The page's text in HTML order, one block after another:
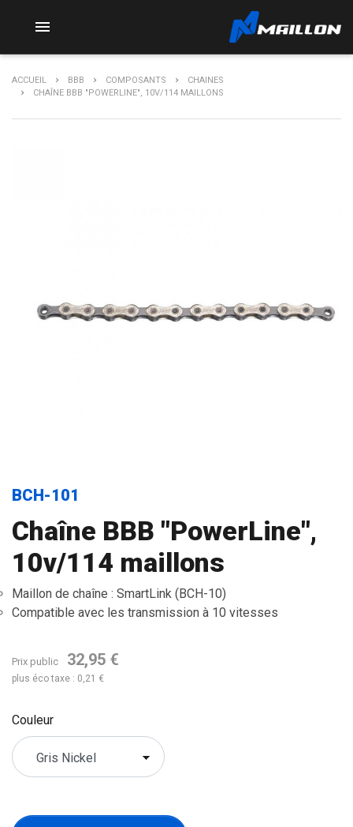

ACCUEIL BBB COMPOSANTS
CHAINES
CHAÎNE BBB "POWERLINE", 10V/114 MAILLONS
BCH-101
Chaîne BBB "PowerLine",
10v/114 maillons
Maillon de chaîne : SmartLink (BCH-10)
Compatible avec les transmission à 10 vitesses
Prix public 32,95 €
plus éco taxe : 0,21 €
Couleur